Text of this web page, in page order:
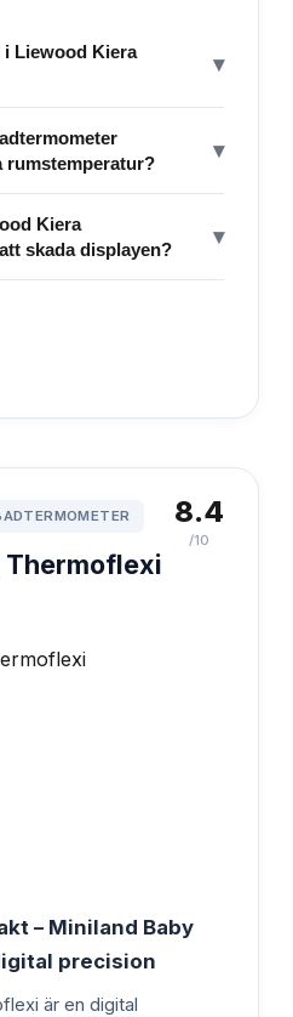
Liewood Kiera
▾
rumstemperatur?
▾
Kiera
skada displayen?
▾
Thermoflexi
8.4
/10
– Miniland Baby
precision
är en digital